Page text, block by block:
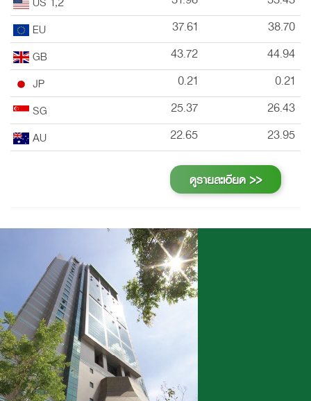
EU
37.61
38.70
GB
43.72
44.94
JP
0.21
0.21
SG
25.37
26.43
AU
22.65 23.95
ดูรายละเอียด >>